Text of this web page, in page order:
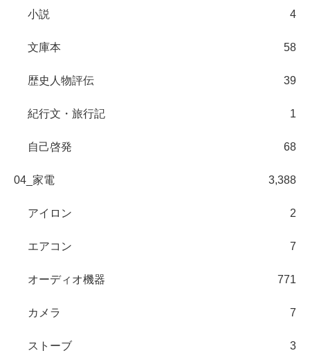
小説 4
文庫本 58
歴史人物評伝 39
紀行文・旅行記 1
自己啓発 68
04_家電 3,388
アイロン 2
エアコン 7
オーディオ機器 771
カメラ 7
ストーブ 3